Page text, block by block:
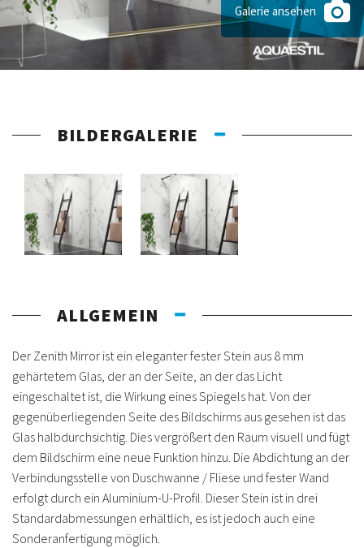
Galerie ansehen
BILDERGALERIE
ALLGEMEIN
Der Zenith Mirror ist ein eleganter fester Stein aus 8 mm
gehärtetem Glas, der an der Seite, an der das Licht
eingeschaltet ist, die Wirkung eines Spiegels hat. Von der
gegenüberliegenden Seite des Bildschirms aus gesehen ist das
Glas halbdurchsichtig. Dies vergrößert den Raum visuell und fügt
dem Bildschirm eine neue Funktion hinzu. Die Abdichtung an der
Verbindungsstelle von Duschwanne / Fliese und fester Wand
erfolgt durch ein Aluminium-U-Profil. Dieser Stein ist in drei
Standardabmessungen erhältlich, es ist jedoch auch eine
Sonderanfertigung möglich.